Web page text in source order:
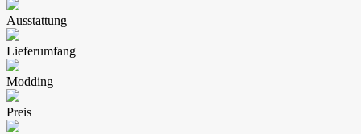
Ausstattung
Lieferumfang
Modding
Preis